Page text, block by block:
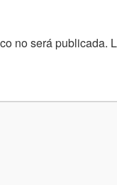
no será publicada.